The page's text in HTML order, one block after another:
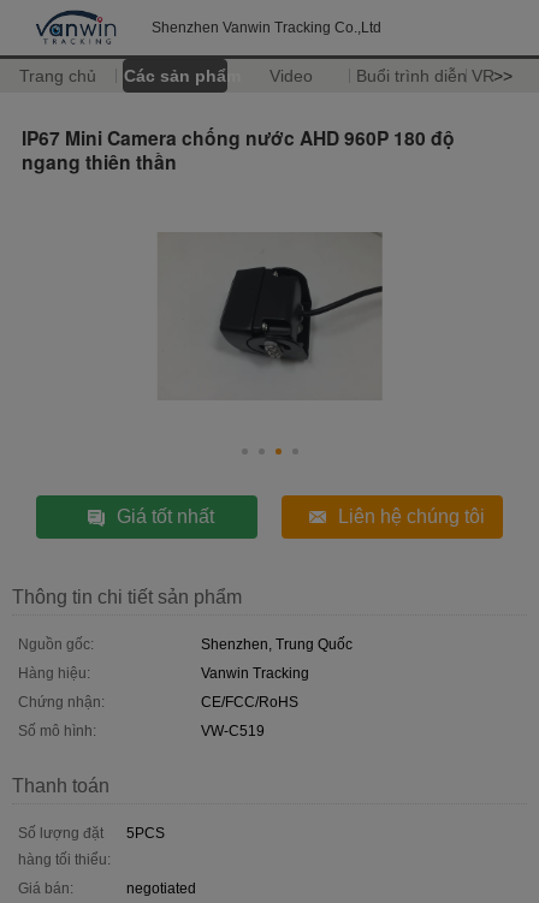
Shenzhen Vanwin Tracking Co.,Ltd
Trang chủ Các sản phẩm Video Buổi trình diễn VR>>
IP67 Mini Camera chống nước AHD 960P 180 độ
ngang thiên thần
Giá tốt nhất Liên hệ chúng tôi
Thông tin chi tiết sản phẩm
Nguồn gốc:
Shenzhen, Trung Quốc
Hàng hiệu:
Vanwin Tracking
Chứng nhận:
CE/FCC/RoHS
Số mô hình:
VW-C519
Thanh toán
Số lượng đặt
hàng tối thiểu:
5PCS
Giá bán:
negotiated